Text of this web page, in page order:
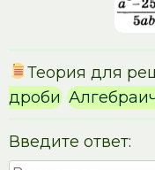
Теория для
дроби
Введите ответ: